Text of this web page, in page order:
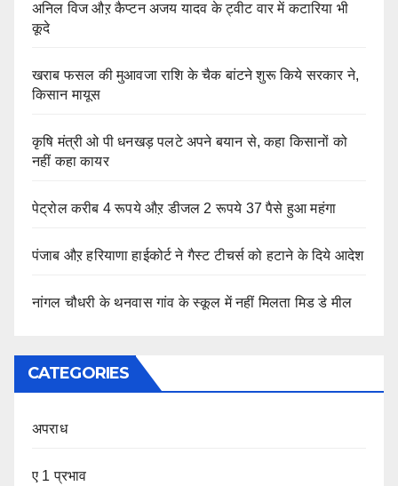
अनिल विज औऱ कैप्टन अजय यादव के ट्वीट वार में कटारिया भी
कूदे
खराब फसल की मुआवजा राशि के चैक बांटने शुरू किये सरकार ने,
किसान मायूस
कृषि मंत्री ओ पी धनखड़ पलटे अपने बयान से, कहा किसानों को
नहीं कहा कायर
पेट्रोल करीब 4 रूपये औऱ डीजल 2 रूपये 37 पैसे हुआ महंगा
पंजाब औऱ हरियाणा हाईकोर्ट ने गैस्ट टीचर्स को हटाने के दिये आदेश
नांगल चौधरी के थनवास गांव के स्कूल में नहीं मिलता मिड डे मील
CATEGORIES
अपराध
ए 1 प्रभाव